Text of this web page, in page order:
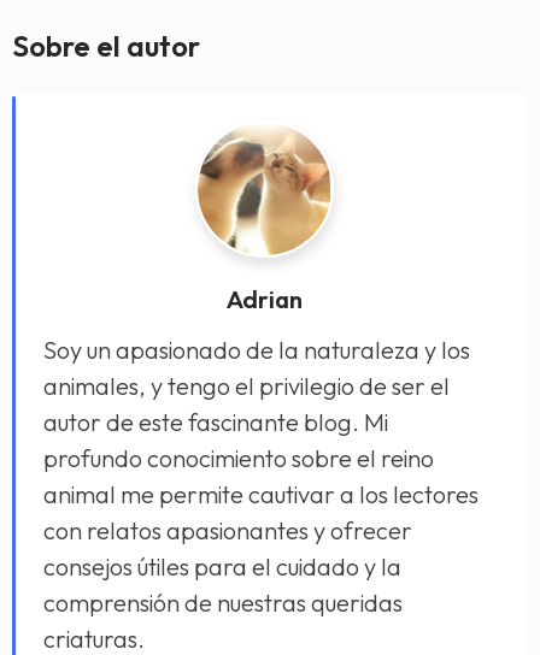
Sobre el autor
Adrian
Soy un apasionado de la naturaleza y los
animales, y tengo el privilegio de ser el
autor de este fascinante blog. Mi
profundo conocimiento sobre el reino
animal me permite cautivar a los lectores
con relatos apasionantes y ofrecer
consejos útiles para el cuidado y la
comprensión de nuestras queridas
criaturas.